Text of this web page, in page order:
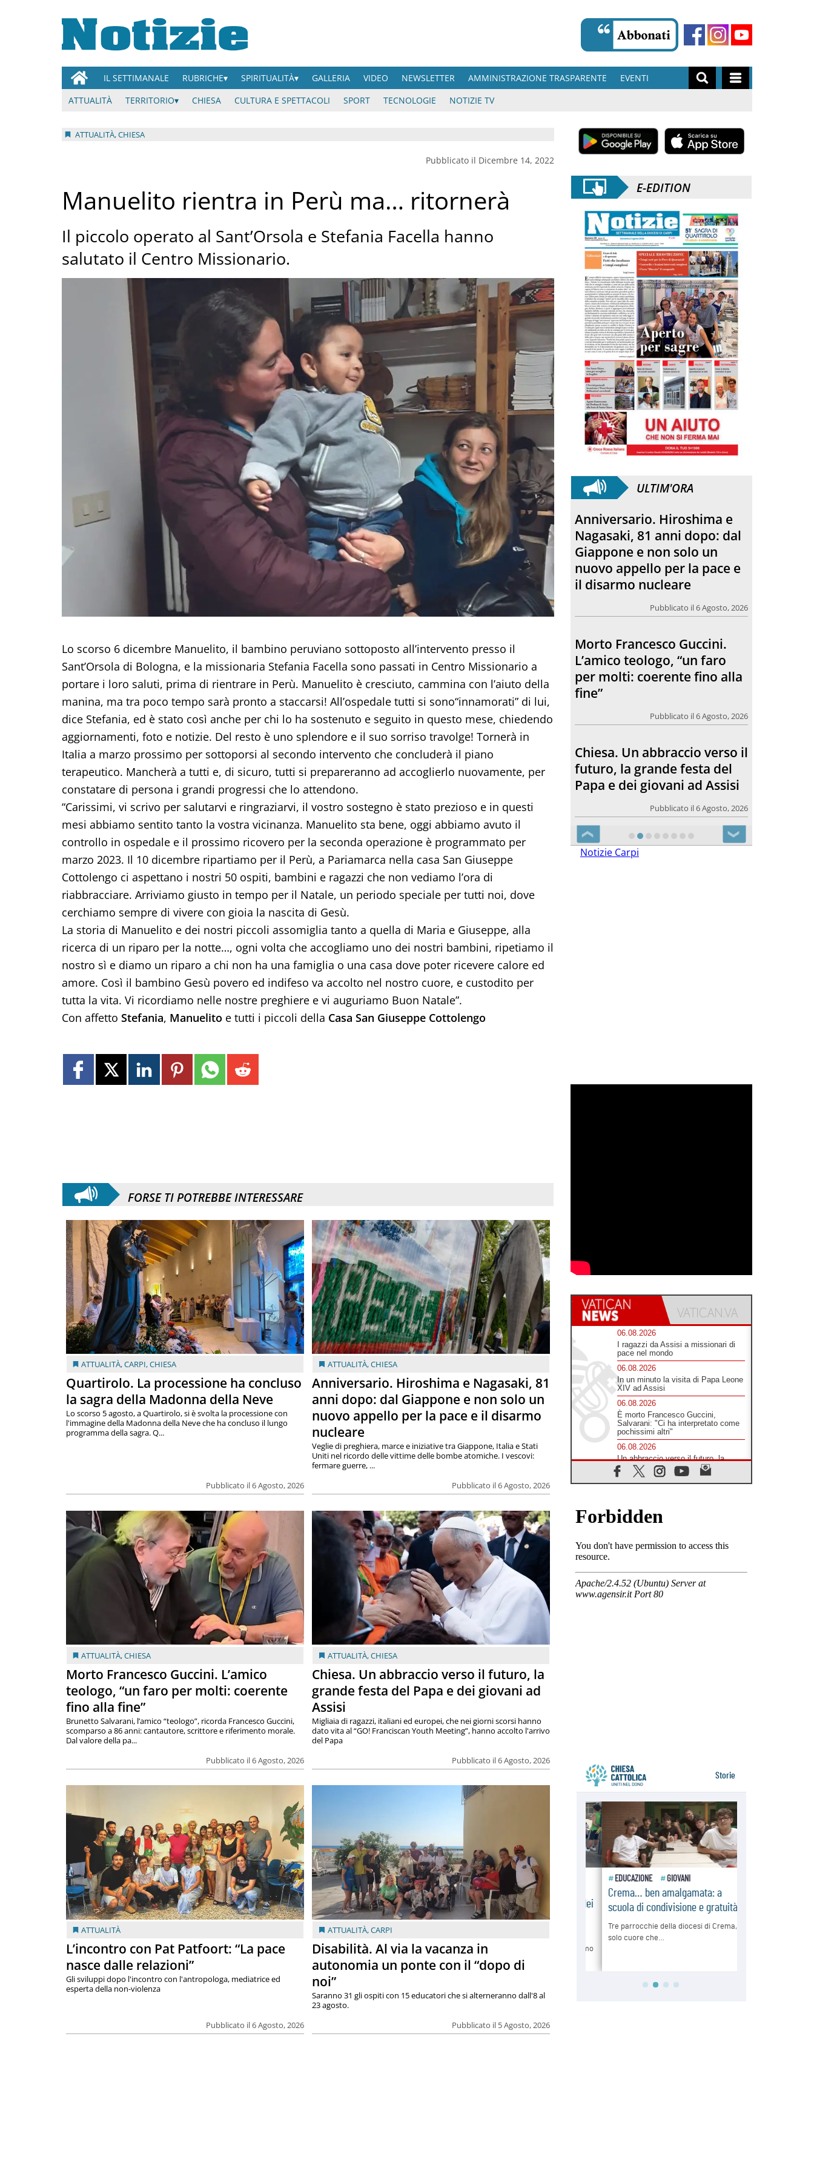
IL SETTIMANALE RUBRICHE SPIRITUALITÀ GALLERIA VIDEO NEWSLETTER AMMINISTRAZIONE TRASPARENTE
EVENTI
ATTUALITÀ
TERRITORIO CHIESA CULTURA E SPETTACOLI SPORT TECNOLOGIE NOTIZIE TV
ATTUALITÀ, CHIESA
Pubblicato il Dicembre 14, 2022
Manuelito rientra in Perù ma… ritornerà
Il piccolo operato al Sant’Orsola e Stefania Facella hanno
salutato il Centro Missionario.
Lo scorso 6 dicembre Manuelito, il bambino peruviano sottoposto all’intervento presso il
Sant’Orsola di Bologna, e la missionaria Stefania Facella sono passati in Centro Missionario a
portare i loro saluti, prima di rientrare in Perù. Manuelito è cresciuto, cammina con l’aiuto della
manina, ma tra poco tempo sarà pronto a staccarsi! All’ospedale tutti si sono“innamorati” di lui,
dice Stefania, ed è stato così anche per chi lo ha sostenuto e seguito in questo mese, chiedendo
aggiornamenti, foto e notizie. Del resto è uno splendore e il suo sorriso travolge! Tornerà in
Italia a marzo prossimo per sottoporsi al secondo intervento che concluderà il piano
terapeutico. Mancherà a tutti e, di sicuro, tutti si prepareranno ad accoglierlo nuovamente, per
constatare di persona i grandi progressi che lo attendono.
“Carissimi, vi scrivo per salutarvi e ringraziarvi, il vostro sostegno è stato prezioso e in questi
mesi abbiamo sentito tanto la vostra vicinanza. Manuelito sta bene, oggi abbiamo avuto il
controllo in ospedale e il prossimo ricovero per la seconda operazione è programmato per
marzo 2023. Il 10 dicembre ripartiamo per il Perù, a Pariamarca nella casa San Giuseppe
Cottolengo ci aspettano i nostri 50 ospiti, bambini e ragazzi che non vediamo l’ora di
riabbracciare. Arriviamo giusto in tempo per il Natale, un periodo speciale per tutti noi, dove
cerchiamo sempre di vivere con gioia la nascita di Gesù.
La storia di Manuelito e dei nostri piccoli assomiglia tanto a quella di Maria e Giuseppe, alla
ricerca di un riparo per la notte…, ogni volta che accogliamo uno dei nostri bambini, ripetiamo il
nostro sì e diamo un riparo a chi non ha una famiglia o una casa dove poter ricevere calore ed
amore. Così il bambino Gesù povero ed indifeso va accolto nel nostro cuore, e custodito per
tutta la vita. Vi ricordiamo nelle nostre preghiere e vi auguriamo Buon Natale”.
Con affetto Stefania, Manuelito e tutti i piccoli della Casa San Giuseppe Cottolengo
FORSE TI POTREBBE INTERESSARE
ATTUALITÀ,CARPI,CHIESA
Quartirolo. La processione ha concluso
la sagra della Madonna della Neve
Pubblicato il 6 Agosto, 2026
Lo scorso 5 agosto, a Quartirolo, si è svolta la processione con
l'immagine della Madonna della Neve che ha concluso il lungo
programma della sagra. Q...
ATTUALITÀ,CHIESA
Anniversario. Hiroshima e Nagasaki, 81
anni dopo: dal Giappone e non solo un
nuovo appello per la pace e il disarmo
nucleare
Pubblicato il 6 Agosto, 2026
Veglie di preghiera, marce e iniziative tra Giappone, Italia e Stati
Uniti nel ricordo delle vittime delle bombe atomiche. I vescovi:
fermare guerre, ...
ATTUALITÀ,CHIESA
Morto Francesco Guccini. L’amico
teologo, “un faro per molti: coerente
fino alla fine”
Pubblicato il 6 Agosto, 2026
Brunetto Salvarani, l’amico “teologo”, ricorda Francesco Guccini,
scomparso a 86 anni: cantautore, scrittore e riferimento morale.
Dal valore della pa...
ATTUALITÀ,CHIESA
Chiesa. Un abbraccio verso il futuro, la
grande festa del Papa e dei giovani ad
Assisi
Pubblicato il 6 Agosto, 2026
Migliaia di ragazzi, italiani ed europei, che nei giorni scorsi hanno
dato vita al “GO! Franciscan Youth Meeting”, hanno accolto l'arrivo
del Papa
ATTUALITÀ
L’incontro con Pat Patfoort: “La pace
nasce dalle relazioni”
Pubblicato il 6 Agosto, 2026
Gli sviluppi dopo l'incontro con l'antropologa, mediatrice ed
esperta della non-violenza
ATTUALITÀ,CARPI
Disabilità. Al via la vacanza in
autonomia un ponte con il “dopo di
noi”
Pubblicato il 5 Agosto, 2026
Saranno 31 gli ospiti con 15 educatori che si alterneranno dall'8 al
23 agosto.
E-EDITION
ULTIM'ORA
Morto Francesco Guccini.
L’amico teologo, “un faro
per molti: coerente fino alla
fine”
Pubblicato il 6 Agosto, 2026
Chiesa. Un abbraccio verso il
futuro, la grande festa del
Papa e dei giovani ad Assisi
“La pace nasce dalle
relazioni”
❮ ❯
Notizie Carpi
06.08.2026
I ragazzi da Assisi a missionari di
pace nel mondo
06.08.2026
In un minuto la visita di Papa Leone
XIV ad Assisi
06.08.2026
È morto Francesco Guccini,
Salvarani: "Ci ha interpretato come
pochissimi altri"
06.08.2026
Un abbraccio verso il futuro, la
grande festa del Papa e dei giovani
ad Assisi
ci sentiamo Chiesa"
06.08.2026
Vangelo abbatte i muri che
Fra Marco Vianelli: alla scuola di
san Francesco per imparare il
Vangelo della pace